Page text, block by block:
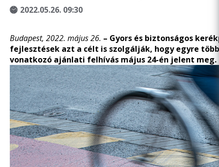
2022.05.26. 09:30
Budapest, 2022. május 26. – Gyors és biztonságos
fejlesztések azt a célt is szolgálják, hogy egyre
vonatkozó ajánlati felhívás május 24-én jelent meg.